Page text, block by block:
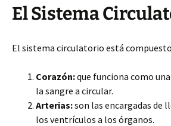
El Sistema
El sistema circulatorio está
Corazón:que funciona como
la sangre a circular.
Arterias:son las encargadas de
los ventrículos a los órganos.